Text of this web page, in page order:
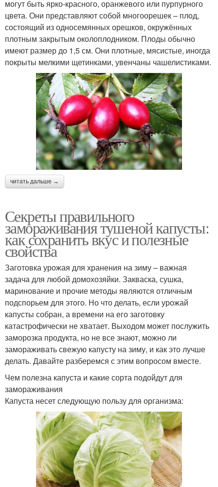
могут быть ярко-красного, оранжевого или пурпурного
цвета. Они представляют собой многоорешек – плод,
состоящий из односемянных орешков, окружённых
плотным закрытым околоплодником. Плоды обычно
имеют размер до 1,5 см. Они плотные, мясистые, иногда
покрыты мелкими щетинками, увенчаны чашелистиками.
читать дальше →
Секреты правильного
замораживания тушеной капусты:
как сохранить вкус и полезные
свойства
Заготовка урожая для хранения на зиму – важная
задача для любой домохозяйки. Закваска, сушка,
маринование и прочие методы являются отличным
подспорьем для этого. Но что делать, если урожай
капусты собран, а времени на его заготовку
катастрофически не хватает. Выходом может послужить
заморозка продукта, но не все знают, можно ли
замораживать свежую капусту на зиму, и как это лучше
делать. Давайте разберемся с этим вопросом вместе.
Чем полезна капуста и какие сорта подойдут для
замораживания
Капуста несет следующую пользу для организма: